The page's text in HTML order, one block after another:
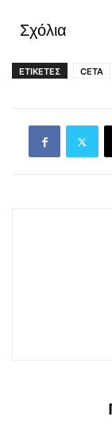
Σχόλια
ΕΤΙΚΕΤΕΣ CETA